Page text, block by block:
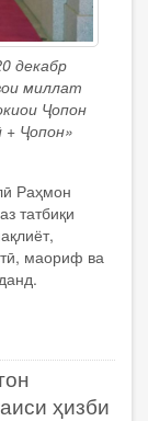
декабр
миллат
Ҷопон
Ҷопон»
Раҳмон
татбиқи
маориф ва
ҳизби